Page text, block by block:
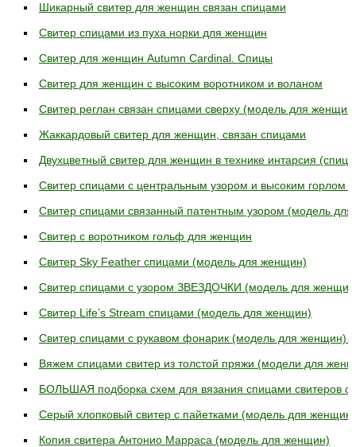
Шикарный свитер для женщин связан спицами
Свитер спицами из пуха норки для женщин
Свитер для женщин Autumn Cardinal. Спицы
Свитер для женщин с высоким воротником и воланом
Свитер реглан связан спицами сверху (модель для
Жаккардовый свитер для женщин, связан спицами
Двухцветный свитер для женщин в технике интарсия
Свитер спицами с центральным узором и высоким горлом
Свитер спицами связанный патентным узором (модель
Свитер с воротником гольф для женщин
Свитер Sky Feather спицами (модель для женщин)
Свитер спицами с узором ЗВЕЗДОЧКИ (модель для
Свитер Life’s Stream спицами (модель для женщин)
Свитер спицами с рукавом фонарик (модель для женщин).
Вяжем спицами свитер из толстой пряжи (модели для
БОЛЬШАЯ подборка схем для вязания спицами свитеров
Серый хлопковый свитер с пайетками (модель для женщин)
Копия свитера Антонио Марраса (модель для женщин)